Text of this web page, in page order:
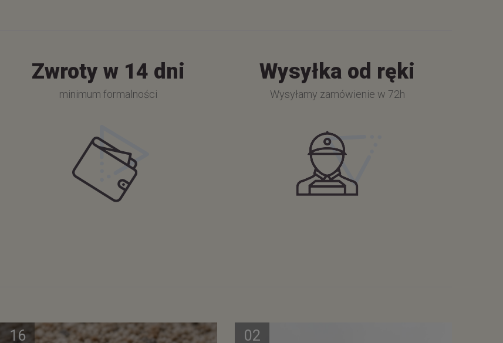
Zwroty w 14 dni
minimum formalności
Wysyłka od ręki
Wysyłamy zamówienie w 72h
16 02